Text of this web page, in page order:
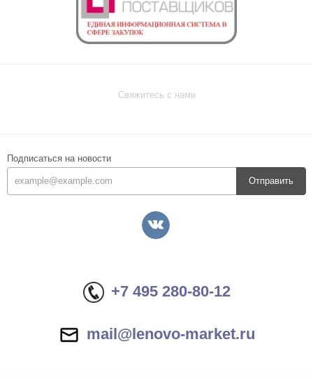
Свяжитесь с нами
Подписаться на новости
Отправить
+7 495 280-80-12
mail@lenovo-market.ru